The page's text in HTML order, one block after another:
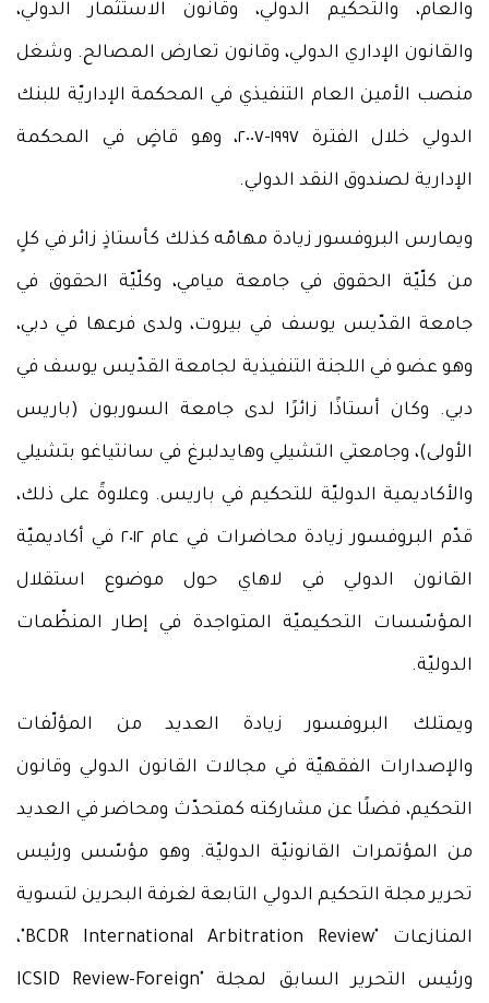
والعام، والتحكيم الدولي، وقانون الاستثمار الدولي،
والقانون الإداري الدولي، وقانون تعارض المصالح. وشغل
منصب الأمين العام التنفيذي في المحكمة الإداريّة للبنك
الدولي خلال الفترة ١٩٩٧-٢٠٠٧، وهو قاضٍ في المحكمة
الإدارية لصندوق النقد الدولي.
ويمارس البروفسور زيادة مهامّه كذلك كأستاذٍ زائر في كلٍ
من كلّيّة الحقوق في جامعة ميامي، وكلّيّة الحقوق في
جامعة القدّيس يوسف في بيروت، ولدى فرعها في دبي،
وهو عضو في اللجنة التنفيذية لجامعة القدّيس يوسف في
دبي. وكان أستاذًا زائرًا لدى جامعة السوربون (باريس
الأولى)، وجامعتي التشيلي وهايدلبرغ في سانتياغو بتشيلي
والأكاديمية الدوليّة للتحكيم في باريس. وعلاوةً على ذلك،
قدّم البروفسور زيادة محاضرات في عام ٢٠١٢ في أكاديميّة
القانون الدولي في لاهاي حول موضوع استقلال
المؤسّسات التحكيميّة المتواجدة في إطار المنظّمات
الدوليّة.
ويمتلك البروفسور زيادة العديد من المؤلّفات
والإصدارات الفقهيّة في مجالات القانون الدولي وقانون
التحكيم، فضلًا عن مشاركته كمتحدّث ومحاضر في العديد
من المؤتمرات القانونيّة الدوليّة. وهو مؤسّس ورئيس
تحرير مجلة التحكيم الدولي التابعة لغرفة البحرين لتسوية
المنازعات "BCDR International Arbitration Review"،
ورئيس التحرير السابق لمجلة "ICSID Review-Foreign